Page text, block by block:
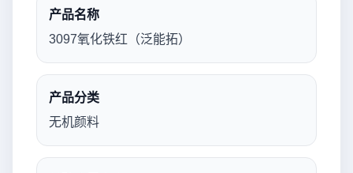
产品名称
3097氧化铁红（泛能拓）
产品分类
无机颜料